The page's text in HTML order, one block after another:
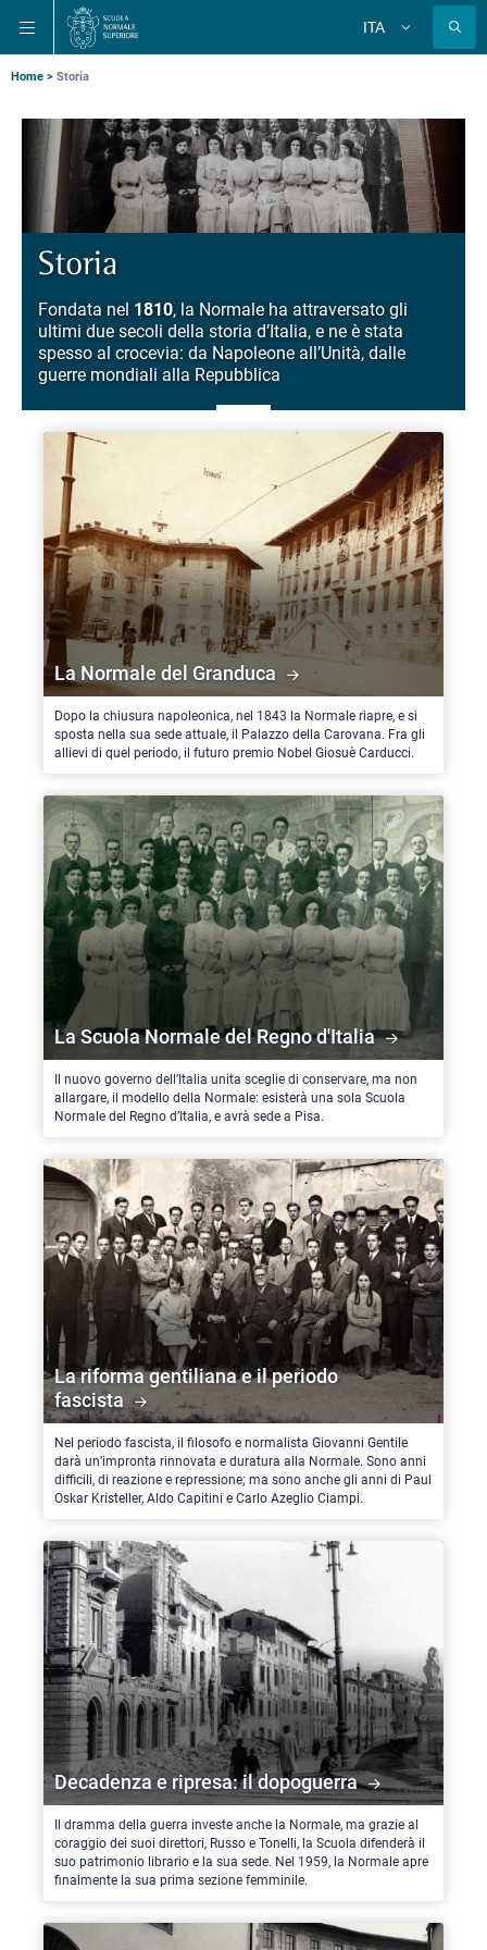
alla
navigazione
principale
contenuto
principale
alla
ricerca
principale
ITA
Briciole
di
pane
Home Storia
Storia
Fondata nel 1810, la Normale ha attraversato gli
ultimi due secoli della storia d’Italia, e ne è stata
spesso al crocevia: da Napoleone all’Unità, dalle
guerre mondiali alla Repubblica
La Normale del Granduca
Dopo la chiusura napoleonica, nel 1843 la Normale riapre, e si
sposta nella sua sede attuale, il Palazzo della Carovana. Fra gli
allievi di quel periodo, il futuro premio Nobel Giosuè Carducci.
La Scuola Normale del Regno d'Italia
Il nuovo governo dell’Italia unita sceglie di conservare, ma non
allargare, il modello della Normale: esisterà una sola Scuola
Normale del Regno d’Italia, e avrà sede a Pisa.
La riforma gentiliana e il periodo
fascista
Nel periodo fascista, il filosofo e normalista Giovanni Gentile
darà un’impronta rinnovata e duratura alla Normale. Sono anni
difficili, di reazione e repressione; ma sono anche gli anni di Paul
Oskar Kristeller, Aldo Capitini e Carlo Azeglio Ciampi.
Decadenza e ripresa: il dopoguerra
Il dramma della guerra investe anche la Normale, ma grazie al
coraggio dei suoi direttori, Russo e Tonelli, la Scuola difenderà il
suo patrimonio librario e la sua sede. Nel 1959, la Normale apre
finalmente la sua prima sezione femminile.